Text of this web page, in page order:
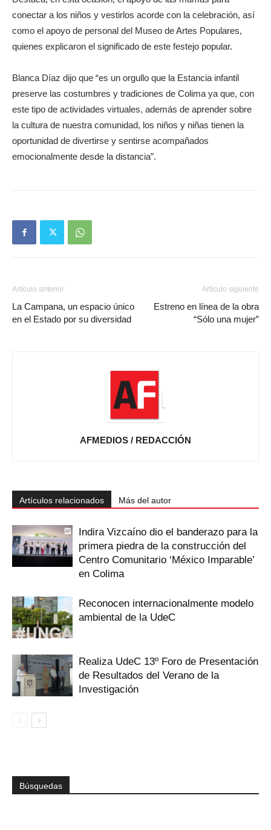
conectar a los niños y vestirlos acorde con la celebración, así
como el apoyo de personal del Museo de Artes Populares,
quienes explicaron el significado de este festejo popular.
Blanca Díaz dijo que “es un orgullo que la Estancia infantil
preserve las costumbres y tradiciones de Colima ya que, con
este tipo de actividades virtuales, además de aprender sobre
la cultura de nuestra comunidad, los niños y niñas tienen la
oportunidad de divertirse y sentirse acompañados
emocionalmente desde la distancia”.
Artículo anterior
La Campana, un espacio único
en el Estado por su diversidad
Artículo siguiente
Estreno en línea de la obra
“Sólo una mujer”
AFMEDIOS / REDACCIÓN
Artículos relacionados Más del autor
Indira Vizcaíno dio el banderazo para la
primera piedra de la construcción del
Centro Comunitario ‘México Imparable’
en Colima
Reconocen internacionalmente modelo
ambiental de la UdeC
Realiza UdeC 13º Foro de Presentación
de Resultados del Verano de la
Investigación
Búsquedas